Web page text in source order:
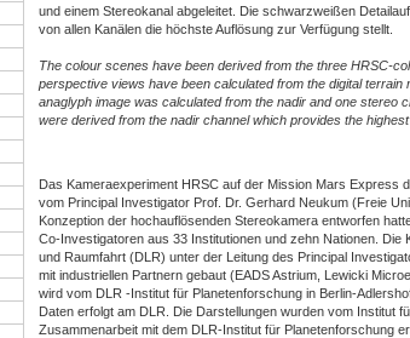
und einem Stereokanal abgeleitet. Die schwarzweißen
von allen Kanälen die höchste Auflösung zur Verfügung stellt.
The colour scenes have been derived from the three HRSC-
perspective views have been calculated from the digital
anaglyph image was calculated from the nadir and one stereo
were derived from the nadir channel which provides the highest
Das Kameraexperiment HRSC auf der Mission Mars Express
vom Principal Investigator Prof. Dr. Gerhard Neukum (Freie
Konzeption der hochauflösenden Stereokamera entworfen
Co-Investigatoren aus 33 Institutionen und zehn Nationen.
und Raumfahrt (DLR) unter der Leitung des Principal
mit industriellen Partnern gebaut (EADS Astrium, Lewicki
wird vom DLR -Institut für Planetenforschung in Berlin-
Daten erfolgt am DLR. Die Darstellungen wurden vom Institut
Zusammenarbeit mit dem DLR-Institut für Planetenforschung